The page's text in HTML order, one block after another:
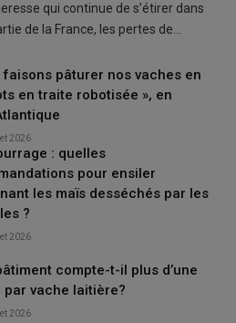
qui continue de s’étirer dans
de la France, les pertes de…
faisons pâturer nos vaches en
en traite robotisée », en
2026
: quelles
pour ensiler
les maïs desséchés par les
?
2026
compte-t-il plus d’une
par vache laitière?
2026